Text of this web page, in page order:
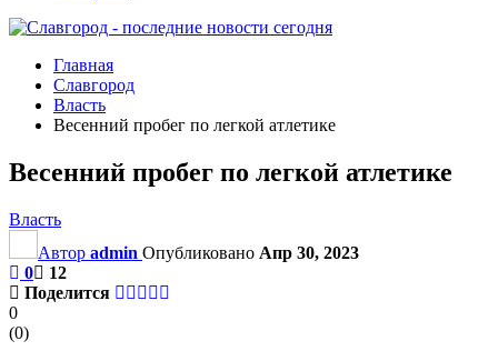
Главная
Славгород
Власть
Весенний пробег по легкой атлетике
Весенний пробег по легкой атлетике
Власть
Автор admin Опубликовано Апр 30, 2023
0
12
Поделится
0
(0)